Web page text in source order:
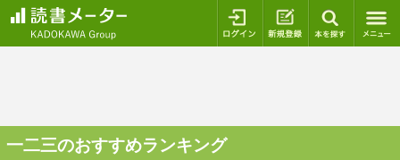
ログイン 新規登録
一二三のおすすめランキング